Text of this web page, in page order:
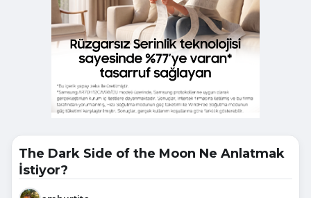
The Dark Side of the Moon Ne Anlatmak
İstiyor?